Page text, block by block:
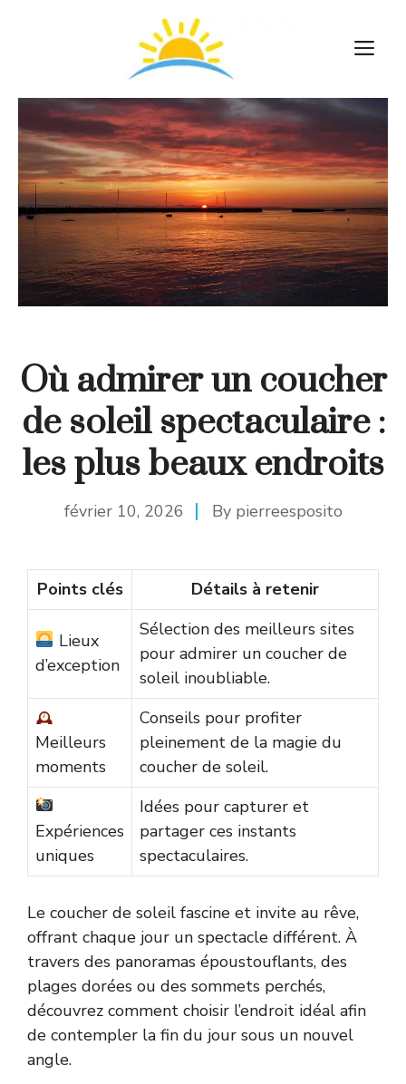
Où admirer un coucher
de soleil spectaculaire :
les plus beaux endroits
février 10, 2026 By pierreesposito
Points clés Détails à retenir
Lieux
d’exception
Sélection des meilleurs sites
pour admirer un coucher de
soleil inoubliable.
Meilleurs
moments
Conseils pour profiter
pleinement de la magie du
coucher de soleil.
Expériences
uniques
Idées pour capturer et
partager ces instants
spectaculaires.
Le coucher de soleil fascine et invite au rêve,
offrant chaque jour un spectacle différent. À
travers des panoramas époustouflants, des
plages dorées ou des sommets perchés,
découvrez comment choisir l’endroit idéal afin
de contempler la fin du jour sous un nouvel
angle.